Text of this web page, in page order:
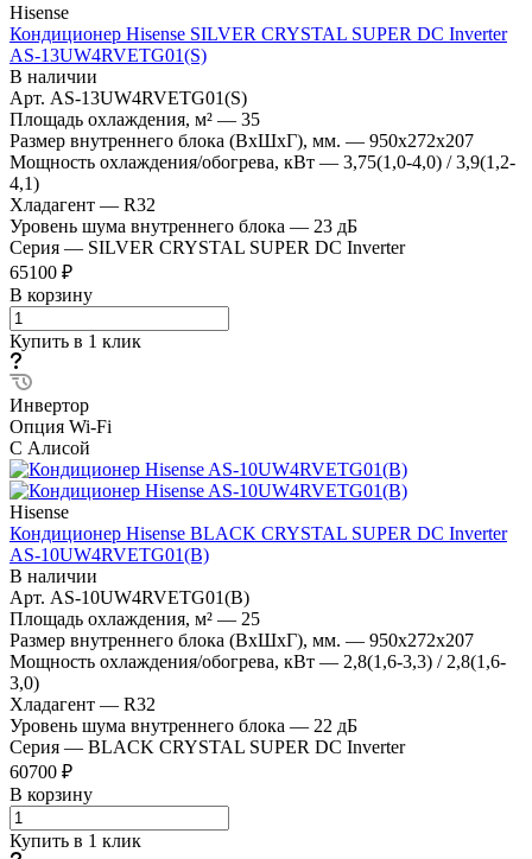
Hisense
Кондиционер Hisense SILVER CRYSTAL SUPER DC Inverter
AS-13UW4RVETG01(S)
В наличии
Арт. AS-13UW4RVETG01(S)
Площадь охлаждения, м² — 35
Размер внутреннего блока (ВхШхГ), мм. — 950x272x207
Мощность охлаждения/обогрева, кВт — 3,75(1,0-4,0) / 3,9(1,2-
4,1)
Хладагент — R32
Уровень шума внутреннего блока — 23 дБ
Серия — SILVER CRYSTAL SUPER DC Inverter
65100 ₽
В корзину
Купить в 1 клик
Инвертор
Опция Wi-Fi
С Алисой
Hisense
Кондиционер Hisense BLACK CRYSTAL SUPER DC Inverter
AS-10UW4RVETG01(B)
В наличии
Арт. AS-10UW4RVETG01(B)
Площадь охлаждения, м² — 25
Размер внутреннего блока (ВхШхГ), мм. — 950x272x207
Мощность охлаждения/обогрева, кВт — 2,8(1,6-3,3) / 2,8(1,6-
3,0)
Хладагент — R32
Уровень шума внутреннего блока — 22 дБ
Серия — BLACK CRYSTAL SUPER DC Inverter
60700 ₽
В корзину
Купить в 1 клик